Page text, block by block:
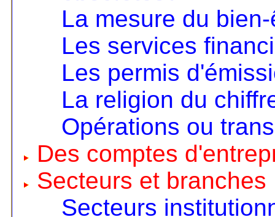
La mesure du
Les services
Les permis
La religion du
Opérations ou
Des comptes
Secteurs et branches
Secteurs